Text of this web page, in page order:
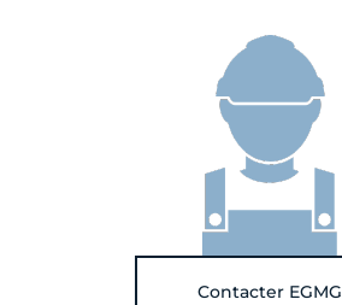
Contacter EGMG